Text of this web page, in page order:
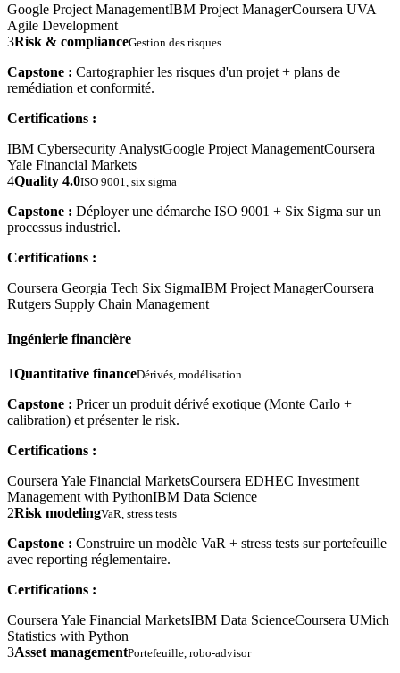
Google Project ManagementIBM Project ManagerCoursera UVA
Agile Development
3Risk & complianceGestion des risques
Capstone : Cartographier les risques d'un projet + plans de
remédiation et conformité.
Certifications :
IBM Cybersecurity AnalystGoogle Project ManagementCoursera
Yale Financial Markets
4Quality 4.0ISO 9001, six sigma
Capstone : Déployer une démarche ISO 9001 + Six Sigma sur un
processus industriel.
Certifications :
Coursera Georgia Tech Six SigmaIBM Project ManagerCoursera
Rutgers Supply Chain Management
Ingénierie financière
1Quantitative financeDérivés, modélisation
Capstone : Pricer un produit dérivé exotique (Monte Carlo +
calibration) et présenter le risk.
Certifications :
Coursera Yale Financial MarketsCoursera EDHEC Investment
Management with PythonIBM Data Science
2Risk modelingVaR, stress tests
Capstone : Construire un modèle VaR + stress tests sur portefeuille
avec reporting réglementaire.
Certifications :
Coursera Yale Financial MarketsIBM Data ScienceCoursera UMich
Statistics with Python
3Asset managementPortefeuille, robo-advisor